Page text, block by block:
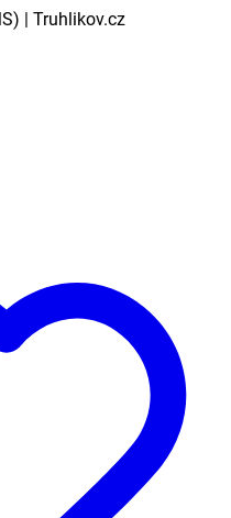
| Truhlikov.cz